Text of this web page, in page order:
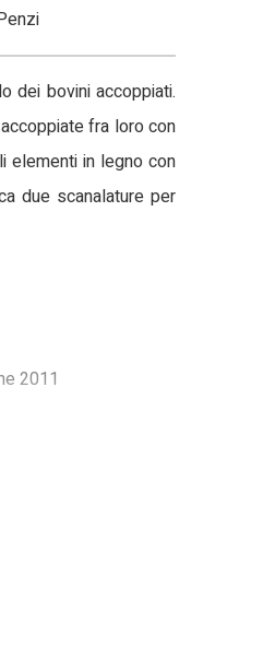
dei bovini accoppiati.
fra loro con
elementi in legno con
due scanalature per
2011
Fiume Veneto